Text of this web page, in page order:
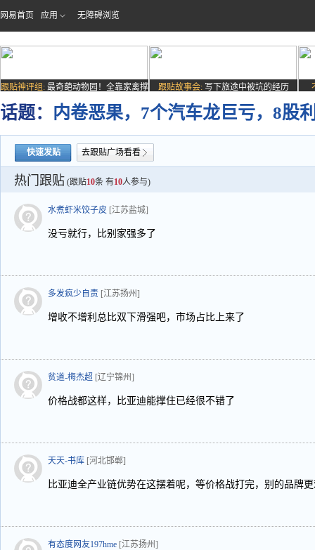
网易首页 应用 无障碍浏览
跟贴神评组: 最奇葩动物园！全靠家禽撑
场子
跟贴故事会: 写下旅途中被坑的经历
话题： 内卷恶果，7个汽车龙巨亏，8股
快速发贴 去跟贴广场看看
热门跟贴 (跟贴10条 有10人参与)
水煮虾米饺子皮 [江苏盐城]
没亏就行，比别家强多了
多发疯少自责 [江苏扬州]
增收不增利总比双下滑强吧，市场占比上来了
贫道-梅杰超 [辽宁锦州]
价格战都这样，比亚迪能撑住已经很不错了
天天-书库 [河北邯郸]
比亚迪全产业链优势在这摆着呢，等价格战打完，别的品牌
有态度网友197hme [江苏扬州]